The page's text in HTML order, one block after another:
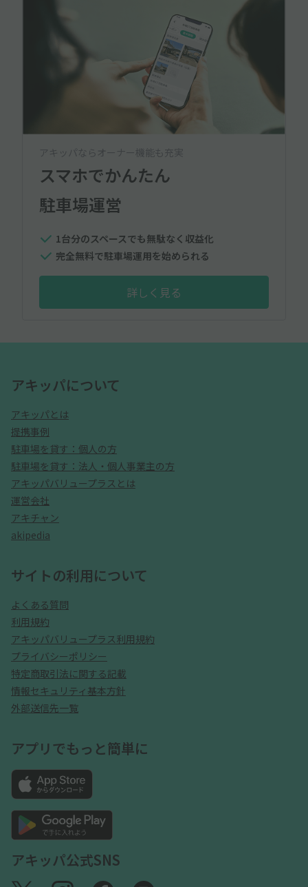
アキッパならオーナー機能も充実
スマホでかんたん
駐車場運営
1台分のスペースでも無駄なく収益化
完全無料で駐車場運用を始められる
詳しく見る
アキッパについて
アキッパとは
提携事例
駐車場を貸す：個人の方
駐車場を貸す：法人・個人事業主の方
アキッパバリュープラスとは
運営会社
アキチャン
akipedia
サイトの利用について
よくある質問
利用規約
アキッパバリュープラス利用規約
プライバシーポリシー
特定商取引法に関する記載
情報セキュリティ基本方針
外部送信先一覧
アプリでもっと簡単に
アキッパ公式SNS